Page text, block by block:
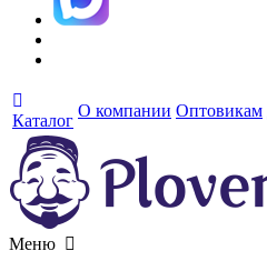
Каталог
О компании Оптовикам
Меню